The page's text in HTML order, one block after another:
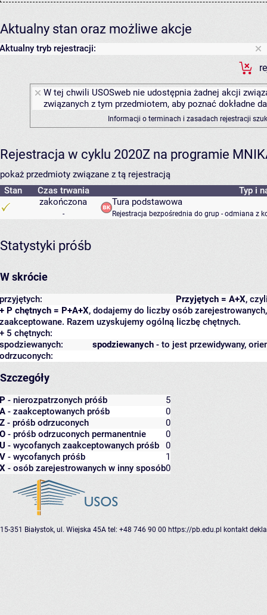
Aktualny stan oraz możliwe akcje
Aktualny tryb rejestracji:
W tej chwili USOSweb nie udostępnia żadnej akcji
związanych z tym przedmiotem, aby poznać dokładne
Informacji o terminach i zasadach rejestracji
Rejestracja w cyklu 2020Z na programie
pokaż przedmioty związane z tą rejestracją
Stan
Czas trwania
Typ i
zakończona
-
Tura podstawowa
Rejestracja bezpośrednia do grup - odmiana z
Statystyki próśb
W skrócie
Przyjętych = A+X,
przyjętych:
+ P chętnych = P+A+X, dodajemy do liczby osób
zaakceptowane. Razem uzyskujemy ogólną liczbę chętnych.
+ 5 chętnych:
spodziewanych - to jest przewidywany,
spodziewanych:
odrzuconych:
Szczegóły
P - nierozpatrzonych próśb
5
A - zaakceptowanych próśb
0
Z - próśb odrzuconych
0
O - próśb odrzuconych permanentnie
0
U - wycofanych zaakceptowanych próśb
0
V - wycofanych próśb
1
X - osób zarejestrowanych w inny sposób0
15-351 Białystok, ul. Wiejska 45A tel: +48 746 90 00 https://pb.edu.pl kontakt